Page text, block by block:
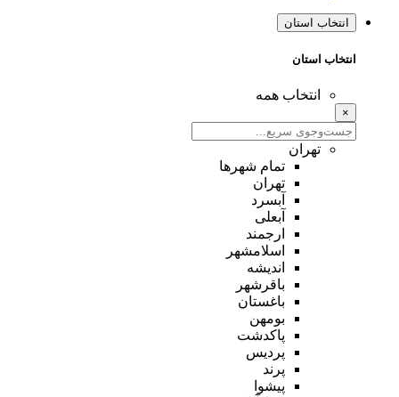
انتخاب استان
انتخاب استان
انتخاب همه
×
تهران
تمام شهر‌ها
تهران
آبسرد
آبعلی
ارجمند
اسلامشهر
اندیشه
باقرشهر
باغستان
بومهن
پاکدشت
پردیس
پرند
پیشوا